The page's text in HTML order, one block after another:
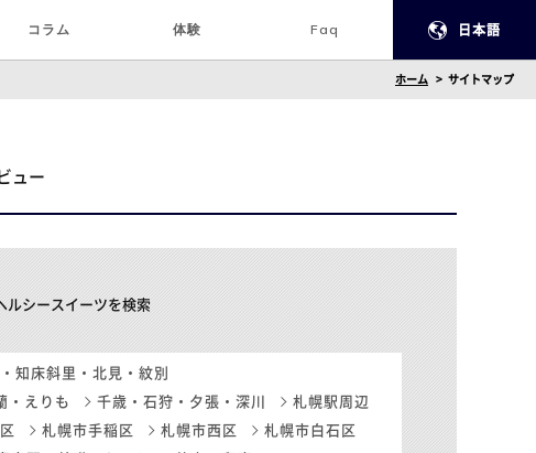
コラム 体験 Faq 日本語
ホーム サイトマップ
ュー
ルシースイーツを検索
知床斜里・北見・紋別
・えりも 千歳・石狩・夕張・深川
札幌駅周辺
札幌市手稲区 札幌市西区
札幌市白石区